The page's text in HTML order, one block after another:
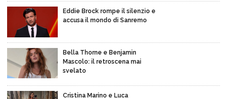
Eddie Brock rompe il silenzio e
accusa il mondo di Sanremo
Bella Thorne e Benjamin
Mascolo: il retroscena mai
svelato
Cristina Marino e Luca